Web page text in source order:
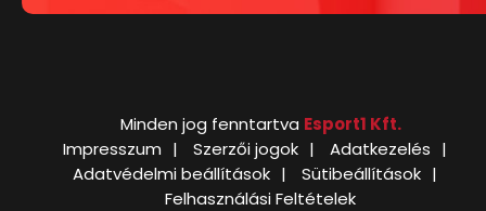
Minden jog fenntartva Esport1 Kft.
Impresszum
Szerzői jogok
Adatkezelés
Adatvédelmi beállítások
Sütibeállítások
Felhasználási Feltételek